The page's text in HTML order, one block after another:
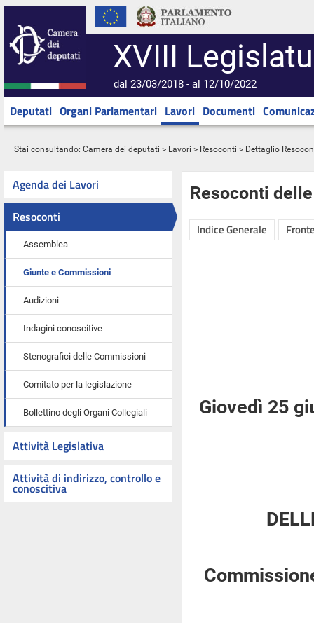
XVIII
dal 23/03/2018 - al 12/10/2022
Deputati Organi Parlamentari Lavori Documenti
Stai consultando: Camera dei deputati > Lavori > Resoconti > Dettaglio
Agenda dei Lavori
Resoconti
Assemblea
Giunte e Commissioni
Audizioni
Indagini conoscitive
Stenografici delle Commissioni
Comitato per la legislazione
Bollettino degli Organi Collegiali
Attività Legislativa
Attività di indirizzo, controllo e
conoscitiva
Resoconti
Indice Generale
Giovedì 25